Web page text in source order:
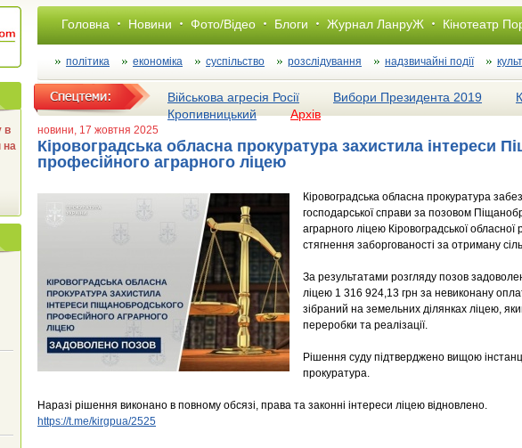
Головна Новини Фото/Відео Блоги Журнал ЛанруЖ Кінотеатр
політика економіка суспільство розслiдування надзвичайні події
Військова агресія Росії Вибори Президента 2019
Кропивницький
Архів
новини, 17 жовтня 2025
Кіровоградська обласна прокуратура захистила інтереси
професійного аграрного ліцею
Кіровоградська обласна прокуратура
господарської справи за позовом
аграрного ліцею Кіровоградської
стягнення заборгованості за отриману
За результатами розгляду позов
ліцею 1 316 924,13 грн за невиконану
зібраний на земельних ділянках ліцею,
переробки та реалізації.
Рішення суду підтверджено вищою
прокуратура.
Наразі рішення виконано в повному обсязі, права та законні інтереси ліцею відновлено.
https://t.me/kirgpua/2525
в
на